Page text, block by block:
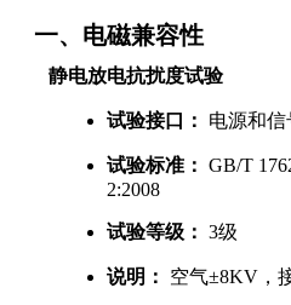
一、电磁兼容性
静电放电抗扰度试验
试验接口： 电源和信
试验标准： GB/T
2:2008
试验等级： 3级
说明： 空气±8KV，